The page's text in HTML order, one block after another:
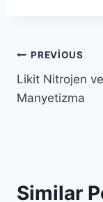
Yazı
gezinmesi
PREVIOUS
Likit Nitrojen ve
Manyetizma
Similar